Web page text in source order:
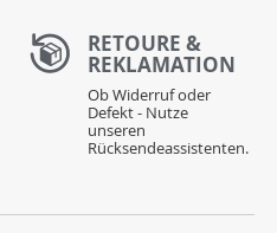
RETOURE &
REKLAMATION
Ob Widerruf oder
Defekt - Nutze
unseren
Rücksendeassistenten.